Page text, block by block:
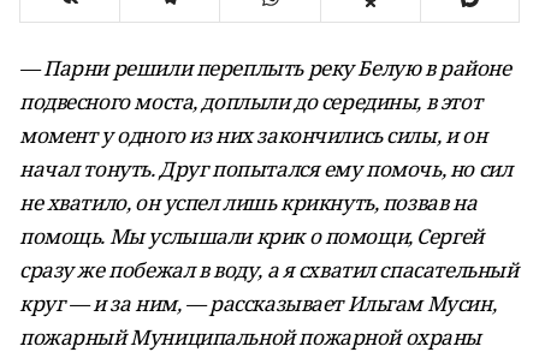
— Парни решили переплыть реку Белую в районе
подвесного моста, доплыли до середины, в этот
момент у одного из них закончились силы, и он
начал тонуть. Друг попытался ему помочь, но сил
не хватило, он успел лишь крикнуть, позвав на
помощь. Мы услышали крик о помощи, Сергей
сразу же побежал в воду, а я схватил спасательный
круг — и за ним, — рассказывает Ильгам Мусин,
пожарный Муниципальной пожарной охраны